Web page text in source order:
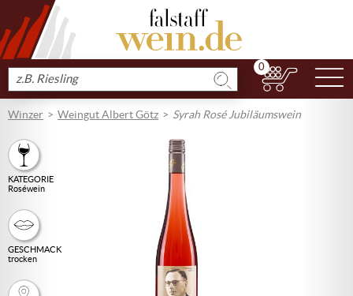
Produkt
suchen
0
Winzer Weingut Albert Götz Syrah Rosé Jubiläumswein
KATEGORIE
Roséwein
GESCHMACK
trocken